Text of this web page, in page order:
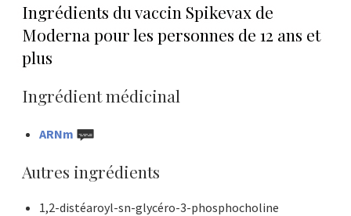
Ingrédients du vaccin Spikevax de
Moderna pour les personnes de 12 ans et
plus
Ingrédient médicinal
ARNm
Autres ingrédients
1,2-distéaroyl-sn-glycéro-3-phosphocholine